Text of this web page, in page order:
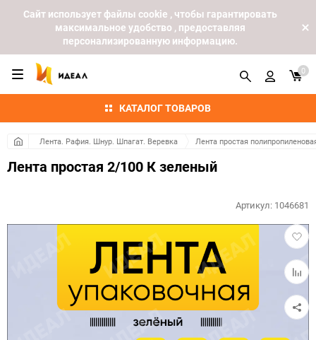
Cайт использует файлы cookie , чтобы гарантировать
максимальное удобство , предоставляя
персонализированную информацию.
КАТАЛОГ ТОВАРОВ
0
Лента. Рафия. Шнур. Шпагат. Веревка Лента простая
Лента простая 2/100 К зеленый
в
к
Артикул: 1046681